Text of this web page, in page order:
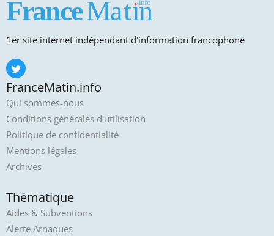
1er site internet indépendant d'information francophone
FranceMatin.info
Qui sommes-nous
Conditions générales d'utilisation
Politique de confidentialité
Mentions légales
Archives
Thématique
Aides & Subventions
Alerte Arnaques